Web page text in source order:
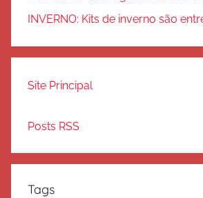
INVERNO: Kits de inverno são
Site Principal
Posts RSS
Tags